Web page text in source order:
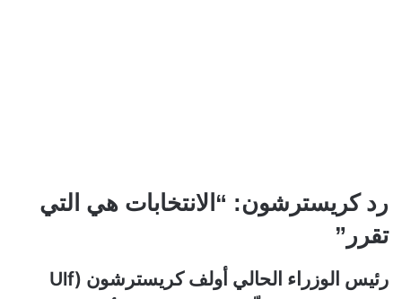
رد كريسترشون: “الانتخابات هي التي
تقرر”
رئيس الوزراء الحالي أولف كريسترشون (Ulf